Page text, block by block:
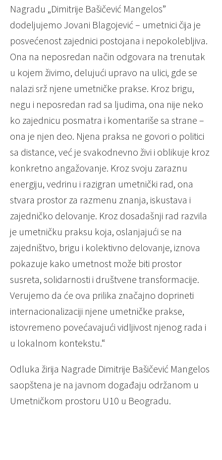
Nagradu „Dimitrije Bašičević Mangelos”
dodeljujemo Jovani Blagojević – umetnici čija je
posvećenost zajednici postojana i nepokolebljiva.
Ona na neposredan način odgovara na trenutak
u kojem živimo, delujući upravo na ulici, gde se
nalazi srž njene umetničke prakse. Kroz brigu,
negu i neposredan rad sa ljudima, ona nije neko
ko zajednicu posmatra i komentariše sa strane –
ona je njen deo. Njena praksa ne govori o politici
sa distance, već je svakodnevno živi i oblikuje kroz
konkretno angažovanje. Kroz svoju zaraznu
energiju, vedrinu i razigran umetnički rad, ona
stvara prostor za razmenu znanja, iskustava i
zajedničko delovanje. Kroz dosadašnji rad razvila
je umetničku praksu koja, oslanjajući se na
zajedništvo, brigu i kolektivno delovanje, iznova
pokazuje kako umetnost može biti prostor
susreta, solidarnosti i društvene transformacije.
Verujemo da će ova prilika značajno doprineti
internacionalizaciji njene umetničke prakse,
istovremeno povećavajući vidljivost njenog rada i
u lokalnom kontekstu.“
Odluka žirija Nagrade Dimitrije Bašičević Mangelos
saopštena je na javnom događaju održanom u
Umetničkom prostoru U10 u Beogradu.